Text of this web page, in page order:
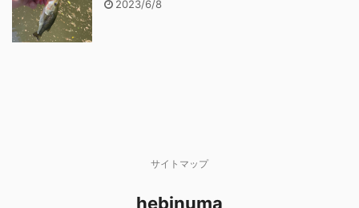
2023/6/8
サイトマップ
hebinuma